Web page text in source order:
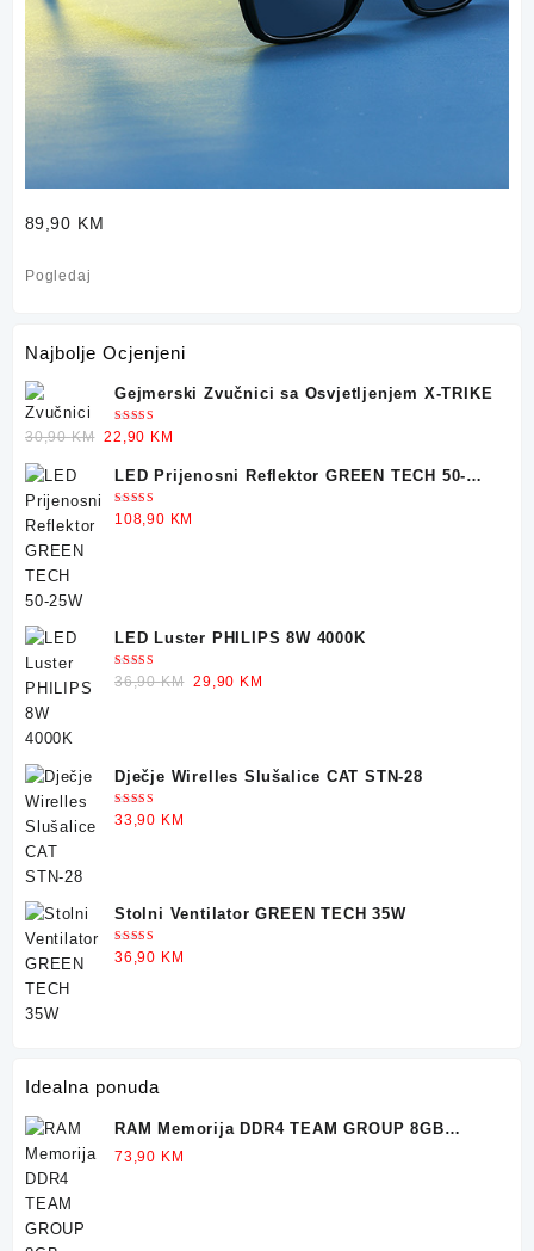
89,90 KM
Pogledaj
Najbolje Ocjenjeni
Gejmerski Zvučnici sa Osvjetljenjem X-TRIKE
Ocjenjeno
5.00
od 5
30,90KM Original
was:
30,90 KM.
22,90 KM
is:
22,90 KM.
LED Prijenosni Reflektor GREEN TECH 50-
25W
Ocjenjeno
5.00od 5
108,90 KM
LED Luster PHILIPS 8W 4000K
Ocjenjeno
5.00 od 5
36,90KM Original
29,90 KM
Dječje Wirelles Slušalice CAT STN-28
Ocjenjeno
5.00od 5
33,90 KM
Stolni Ventilator GREEN TECH 35W
Ocjenjeno
5.00 od 5
36,90 KM
Idealna ponuda
RAM Memorija DDR4 TEAM GROUP 8GB
3200MHz
73,90 KM